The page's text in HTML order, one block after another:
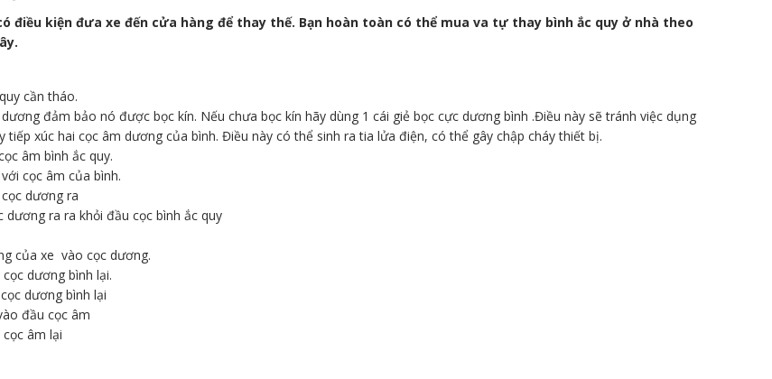
điều kiện đưa xe đến cửa hàng để thay thế. Bạn hoàn toàn có thể mua va tự thay bình ắc quy ở nhà theo
cần tháo.
đảm bảo nó được bọc kín. Nếu chưa bọc kín hãy dùng 1 cái giẻ bọc cực dương bình .Điều này sẽ tránh việc dụng
tiếp xúc hai cọc âm dương của bình. Điều này có thể sinh ra tia lửa điện, có thể gây chập cháy thiết bị.
âm bình ắc quy.
cọc âm của bình.
dương ra
dương ra ra khỏi đầu cọc bình ắc quy
của xe vào cọc dương.
dương bình lại.
dương bình lại
đầu cọc âm
âm lại